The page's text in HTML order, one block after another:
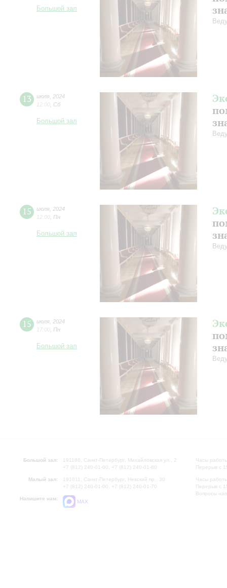
Большой зал
13 июля 2024
12:00 Сб
Большой зал
15 июля 2024
12:00 Пн
Большой зал
15 июля 2024
17:00 Пн
Большой зал
Большой зал:
191186, Санкт-Петербург, Михайловская ул., 2
+7 (812) 240-01-00, +7 (812) 240-01-80
Малый зал:
191011, Санкт-Петербург, Невский пр., 30
+7 (812) 240-01-00, +7 (812) 240-01-70
Напишите нам:
MAX
Часы
Перерыв с
Часы
Перерыв с
Вопросы